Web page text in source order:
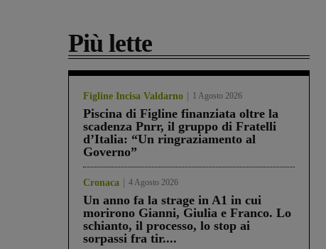
Più lette
Figline Incisa Valdarno 1 Agosto 2026
Piscina di Figline finanziata oltre la
scadenza Pnrr, il gruppo di Fratelli
d’Italia: “Un ringraziamento al
Governo”
Cronaca 4 Agosto 2026
Un anno fa la strage in A1 in cui
morirono Gianni, Giulia e Franco. Lo
schianto, il processo, lo stop ai
sorpassi fra tir....